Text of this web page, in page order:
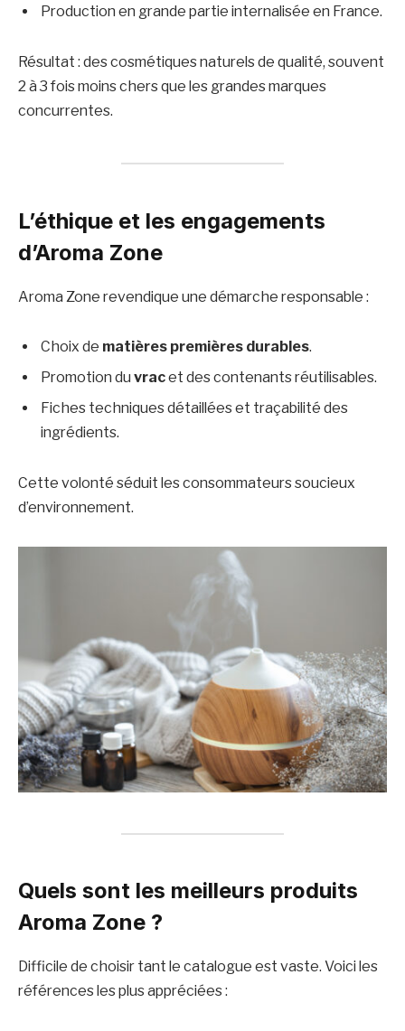
Production en grande partie internalisée en France.
Résultat : des cosmétiques naturels de qualité, souvent
2 à 3 fois moins chers que les grandes marques
concurrentes.
L’éthique et les engagements
d’Aroma Zone
Aroma Zone revendique une démarche responsable :
Choix de matières premières durables.
Promotion du vracet des contenants réutilisables.
Fiches techniques détaillées et traçabilité des
ingrédients.
Cette volonté séduit les consommateurs soucieux
d’environnement.
Quels sont les meilleurs produits
Aroma Zone ?
Difficile de choisir tant le catalogue est vaste. Voici les
références les plus appréciées :